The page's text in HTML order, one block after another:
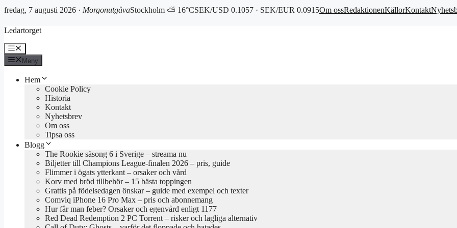
fredag, 7 augusti 2026 · MorgonutgåvaStockholm ⛅ 16°CSEK/USD 0.1057 · SEK/EUR 0.0915Om ossRedaktionenKällorKontakt
till
Ledartorget
Meny
Meny
Hem
Cookie Policy
Historia
Kontakt
Nyhetsbrev
Om oss
Tipsa oss
Blogg
The Rookie säsong 6 i Sverige – streama nu
Biljetter till Champions League-finalen 2026 – pris, guide
Flimmer i ögats ytterkant – orsaker och vård
Korv med bröd tillbehör – 15 bästa toppingen
Grattis på födelsedagen önskar – guide med exempel och texter
Comviq iPhone 16 Pro Max – pris och abonnemang
Hur får man feber? Orsaker och egenvård enligt 1177
Red Dead Redemption 2 PC Torrent – risker och lagliga alternativ